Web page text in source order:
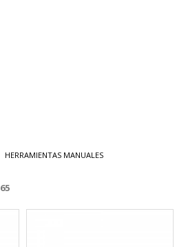
HERRAMIENTAS MANUALES
65